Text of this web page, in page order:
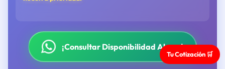
¡Consultar Disponibilidad Ahora!
Tu Cotización 🛒